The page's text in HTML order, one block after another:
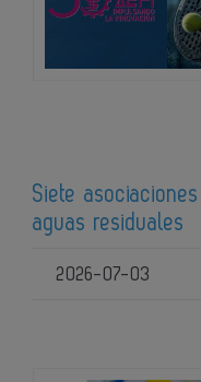
Siete
aguas residuales
2026-07-03